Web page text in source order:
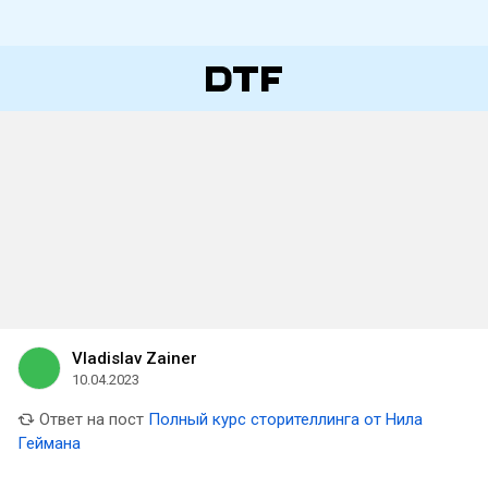
Vladislav Zainer
10.04.2023
Ответ на пост Полный курс сторителлинга от Нила
Геймана